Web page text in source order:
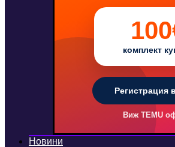
комплект
Регистрация
Виж TEMU
Новини